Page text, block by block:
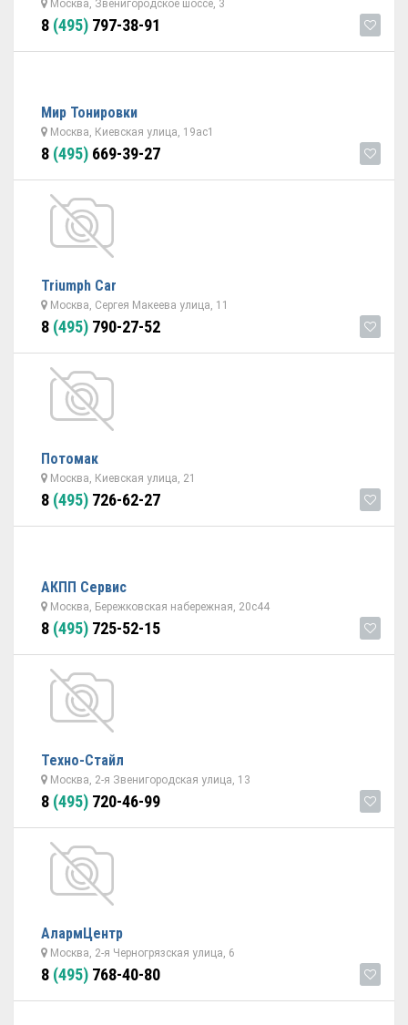
Москва, Звенигородское шоссе, 3
8 (495) 797-38-91
Мир Тонировки
Москва, Киевская улица, 19ас1
8 (495) 669-39-27
Triumph Car
Москва, Сергея Макеева улица, 11
8 (495) 790-27-52
Потомак
Москва, Киевская улица, 21
8 (495) 726-62-27
АКПП Сервис
Москва, Бережковская набережная, 20с44
8 (495) 725-52-15
Техно-Стайл
Москва, 2-я Звенигородская улица, 13
8 (495) 720-46-99
АлармЦентр
Москва, 2-я Черногрязская улица, 6
8 (495) 768-40-80